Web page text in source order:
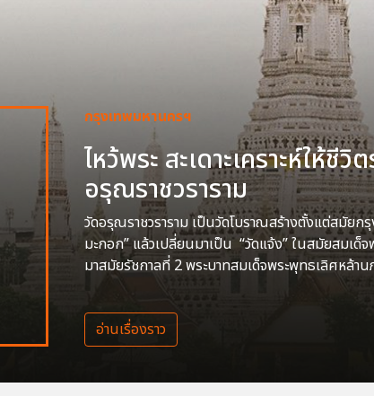
กรุงเทพมหานครฯ
ไหว้พระ สะเดาะเคราะห์ให้ชี
อรุณราชวราราม
วัดอรุณราชวราราม เป็นวัดโบราณสร้างตั้งแต่สมัยกรุ
มะกอก” แล้วเปลี่ยนมาเป็น “วัดแจ้ง” ในสมัยสมเด็
มาสมัยรัชกาลที่ 2 พระบาทสมเด็จพระพุทธเลิศหล้าน
อ่านเรื่องราว